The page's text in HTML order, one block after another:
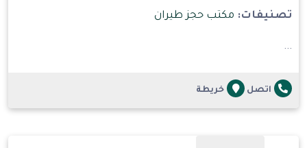
تصنيفات: مكتب حجز طيران
...
اتصل خريطة